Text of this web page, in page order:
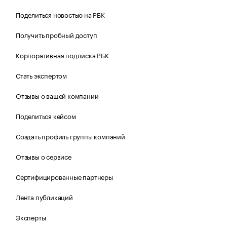
Поделиться новостью на РБК
Получить пробный доступ
Корпоративная подписка РБК
Стать экспертом
Отзывы о вашей компании
Поделиться кейсом
Создать профиль группы компаний
Отзывы о сервисе
Сертифицированные партнеры
Лента публикаций
Эксперты